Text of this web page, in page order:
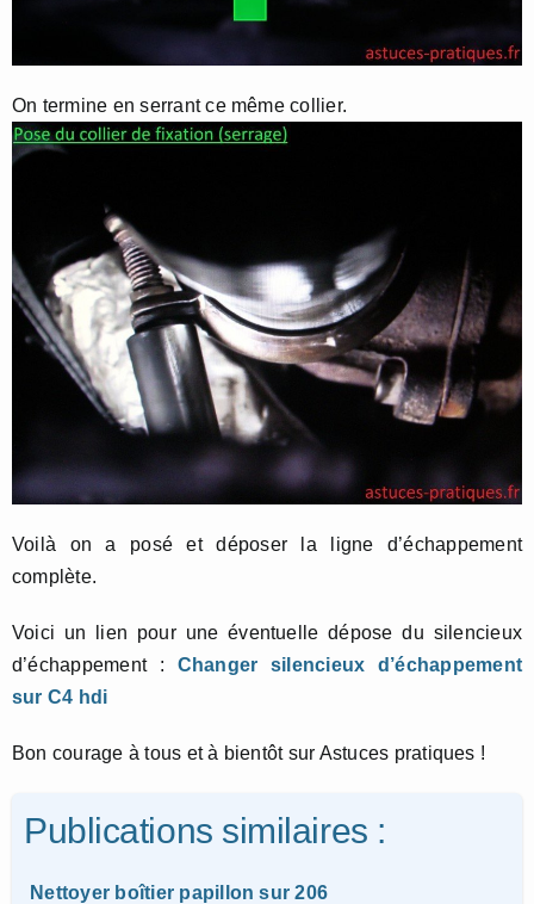
On termine en serrant ce même collier.
Voilà on a posé et déposer la ligne d’échappement
complète.
Voici un lien pour une éventuelle dépose du silencieux
d’échappement : Changer silencieux d’échappement
sur C4 hdi
Bon courage à tous et à bientôt sur Astuces pratiques !
Publications similaires :
Nettoyer boîtier papillon sur 206